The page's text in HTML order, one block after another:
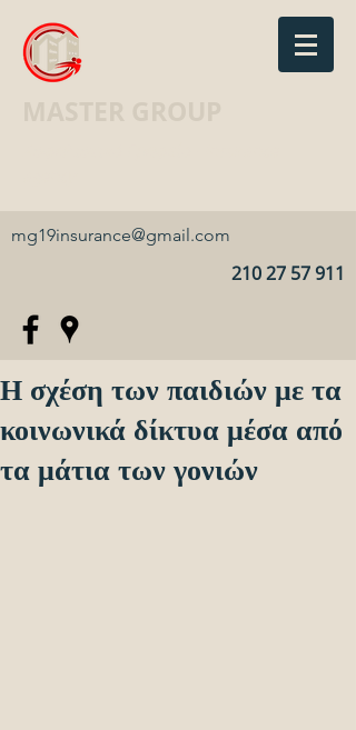
mg19insurance@gmail.com
210 27 57 911
Η σχέση των παιδιών με τα
κοινωνικά δίκτυα μέσα από
τα μάτια των γονιών